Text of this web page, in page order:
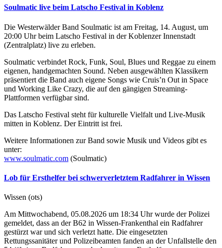
Soulmatic live beim Latscho Festival in Koblenz
Die Westerwälder Band Soulmatic ist am Freitag, 14. August, um
20:00 Uhr beim Latscho Festival in der Koblenzer Innenstadt
(Zentralplatz) live zu erleben.
Soulmatic verbindet Rock, Funk, Soul, Blues und Reggae zu einem
eigenen, handgemachten Sound. Neben ausgewählten Klassikern
präsentiert die Band auch eigene Songs wie Cruis’n Out in Space
und Working Like Crazy, die auf den gängigen Streaming-
Plattformen verfügbar sind.
Das Latscho Festival steht für kulturelle Vielfalt und Live-Musik
mitten in Koblenz. Der Eintritt ist frei.
Weitere Informationen zur Band sowie Musik und Videos gibt es
unter:
www.soulmatic.com (Soulmatic)
Lob für Ersthelfer bei schwerverletztem Radfahrer in Wissen
Wissen (ots)
Am Mittwochabend, 05.08.2026 um 18:34 Uhr wurde der Polizei
gemeldet, dass an der B62 in Wissen-Frankenthal ein Radfahrer
gestürzt war und sich verletzt hatte. Die eingesetzten
Rettungssanitäter und Polizeibeamten fanden an der Unfallstelle den